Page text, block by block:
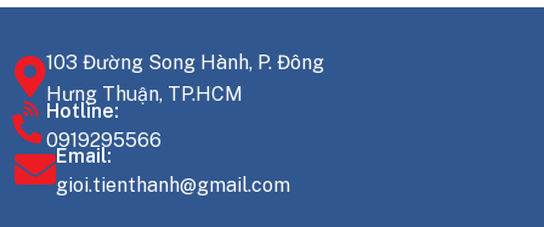
103 Đường Song Hành, P. Đông
Hưng Thuận, TP.HCM
Hotline:
0919295566
Email:
gioi.tienthanh@gmail.com